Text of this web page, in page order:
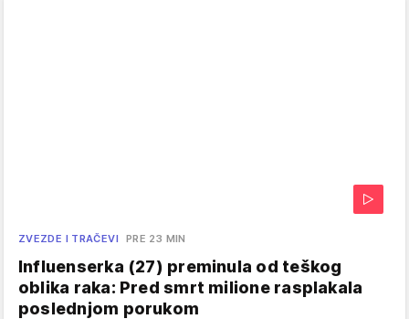
ZVEZDE I TRAČEVI PRE 23 MIN
Influenserka (27) preminula od teškog
oblika raka: Pred smrt milione rasplakala
poslednjom porukom